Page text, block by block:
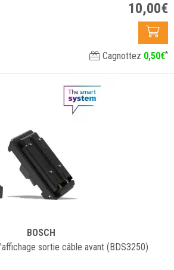
10,00€
Cagnottez 0,50€*
BOSCH
sortie câble avant (BDS3250)